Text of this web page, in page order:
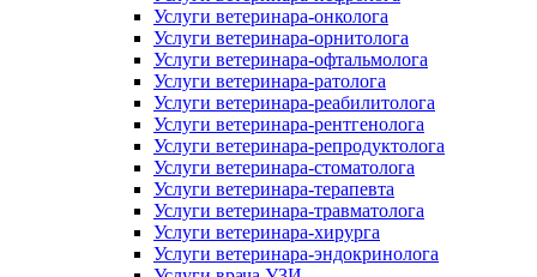
Услуги ветеринара-онколога
Услуги ветеринара-орнитолога
Услуги ветеринара-офтальмолога
Услуги ветеринара-ратолога
Услуги ветеринара-реабилитолога
Услуги ветеринара-рентгенолога
Услуги ветеринара-репродуктолога
Услуги ветеринара-стоматолога
Услуги ветеринара-терапевта
Услуги ветеринара-травматолога
Услуги ветеринара-хирурга
Услуги ветеринара-эндокринолога